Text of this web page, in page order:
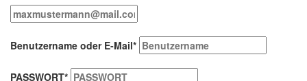
Benutzername oder E-Mail*
PASSWORT*